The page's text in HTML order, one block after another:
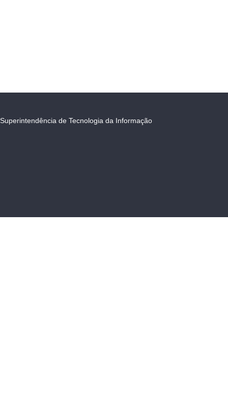
Superintendência de Tecnologia da Informação